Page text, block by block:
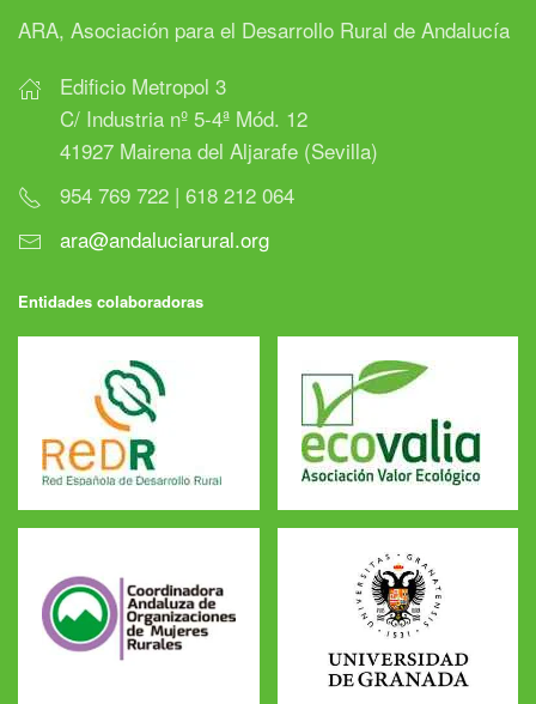
ARA, Asociación para el Desarrollo Rural de Andalucía
Edificio Metropol 3
C/ Industria nº 5-4ª Mód. 12
41927 Mairena del Aljarafe (Sevilla)
954 769 722 | 618 212 064
ara@andaluciarural.org
Entidades colaboradoras